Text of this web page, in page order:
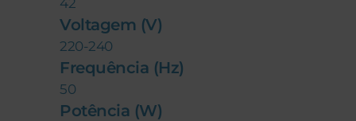
Voltagem (V)
220-240
Frequência (Hz)
50
Potência (W)